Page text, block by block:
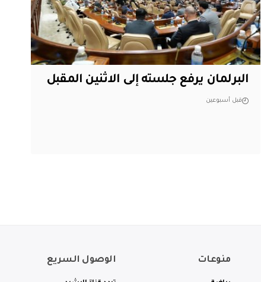
البرلمان يرفع جلسته إلى الاثنين المقبل
قبل أسبوعين
منوعات الوصول السريع